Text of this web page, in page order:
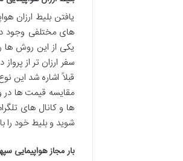
یافتن بلیط ارزان
های مختلفی وجود
یکی از این روش ها
سفر ارزان تر از
قبلاً اشاره شد این
مقایسه قیمت ها در
ها و کانال های
شوید و بلیط خود را
بار مجاز هواپیمایی